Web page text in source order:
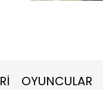
OYUNCULAR